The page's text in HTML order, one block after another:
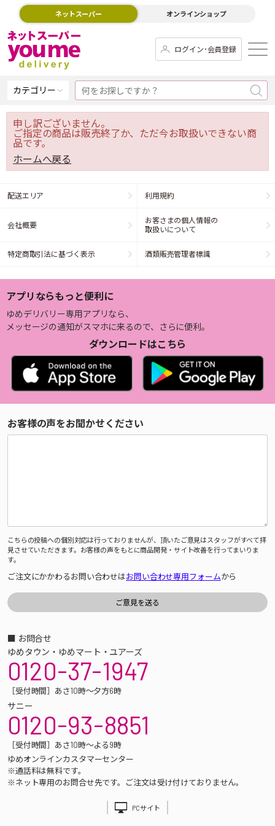
ネットスーパー オンラインショップ
ログイン･会員登録
カテゴリー
申し訳ございません。
ご指定の商品は販売終了か、ただ今お取扱いできない商
品です。
ホームへ戻る
配送エリア 利用規約
会社概要
お客さまの個人情報の
取扱いについて
特定商取引法に基づく表示 酒類販売管理者標識
アプリならもっと便利に
ゆめデリバリー専用アプリなら、
メッセージの通知がスマホに来るので、さらに便利。
ダウンロードはこちら
お客様の声をお聞かせください
こちらの投稿への個別対応は行っておりませんが、頂いたご意見はスタッフがすべて拝
見させていただきます。お客様の声をもとに商品開発・サイト改善を行ってまいりま
す。
ご注文にかかわるお問い合わせはお問い合わせ専用フォームから
■ お問合せ
ゆめタウン・ゆめマート・ユアーズ
0120-37-1947
［受付時間］あさ10時～夕方6時
サニー
0120-93-8851
［受付時間］あさ10時～よる9時
ゆめオンラインカスタマーセンター
※通話料は無料です。
※ネット専用のお問合せ先です。ご注文は受け付けておりません。
PCサイト